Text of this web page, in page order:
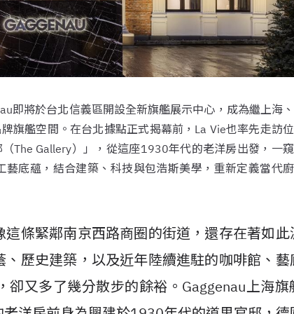
即將於台北信義區開設全新旗艦展示中心，成為繼上海、
旗艦空間。在台北據點正式揭幕前，La Vie也率先走訪位
The Gallery）」，從這座1930年代的老洋房出發，一窺
藝底蘊，結合建築、科技與包浩斯美學，重新定義當代廚
條緊鄰南京西路商圈的街道，還存在著如此
歷史建築，以及近年陸續進駐的咖啡館、藝
又多了幾分散步的餘裕。Gaggenau上海旗